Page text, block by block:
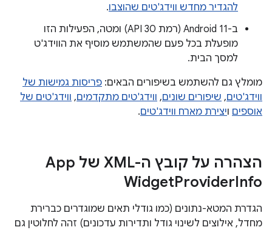
להגדיר מחדש ווידג'טים שהוצבו.
ב-Android 11 (רמת API 30) ומטה, הפעילות הזו
מופעלת בכל פעם שהמשתמש מוסיף את הווידג'ט
למסך הבית.
מומלץ גם להשתמש בשיפורים הבאים: פריסות גמישות של
ווידג'טים, שיפורים שונים, ווידג'טים מתקדמים, ווידג'טים של
אוספים ויצירת מארח ווידג'טים.
הצהרה על קובץ ה-XML של App
WidgetProviderInfo
הגדרת המטא-נתונים (כמו גודלי תאים שמוגדרים כברירת
מחדל, אילוצים לשינוי גודל ותדירות עדכונים) זהה לחלוטין גם